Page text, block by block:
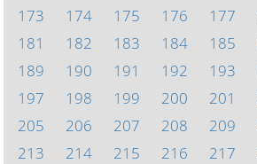
173
174 175 176 177
181
182 183 184 185
189
190 191 192 193
197
198 199 200 201
205
206 207 208 209
213
214 215 216 217